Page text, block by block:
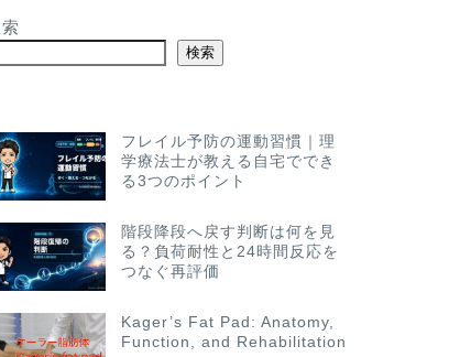
検索
フレイル予防の運動習慣｜理
学療法士が教える自宅ででき
る3つのポイント
階段降段へ戻す判断は何を見
る？負荷耐性と24時間反応を
つなぐ再評価
Kager’s Fat Pad: Anatomy,
Function, and Rehabilitation